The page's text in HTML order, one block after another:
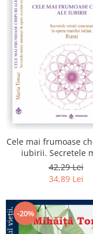
Cele mai frumoase
iubirii. Secretele
omenesti in opera
initiat, Rumi
42,29 Lei
34,89 Lei
-20%